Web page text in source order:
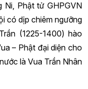
Ni, Phật tử GHPGVN
có dịp chiêm ngưỡng
(1225-1400) hào
– Phật đại diện cho
là Vua Trần Nhân